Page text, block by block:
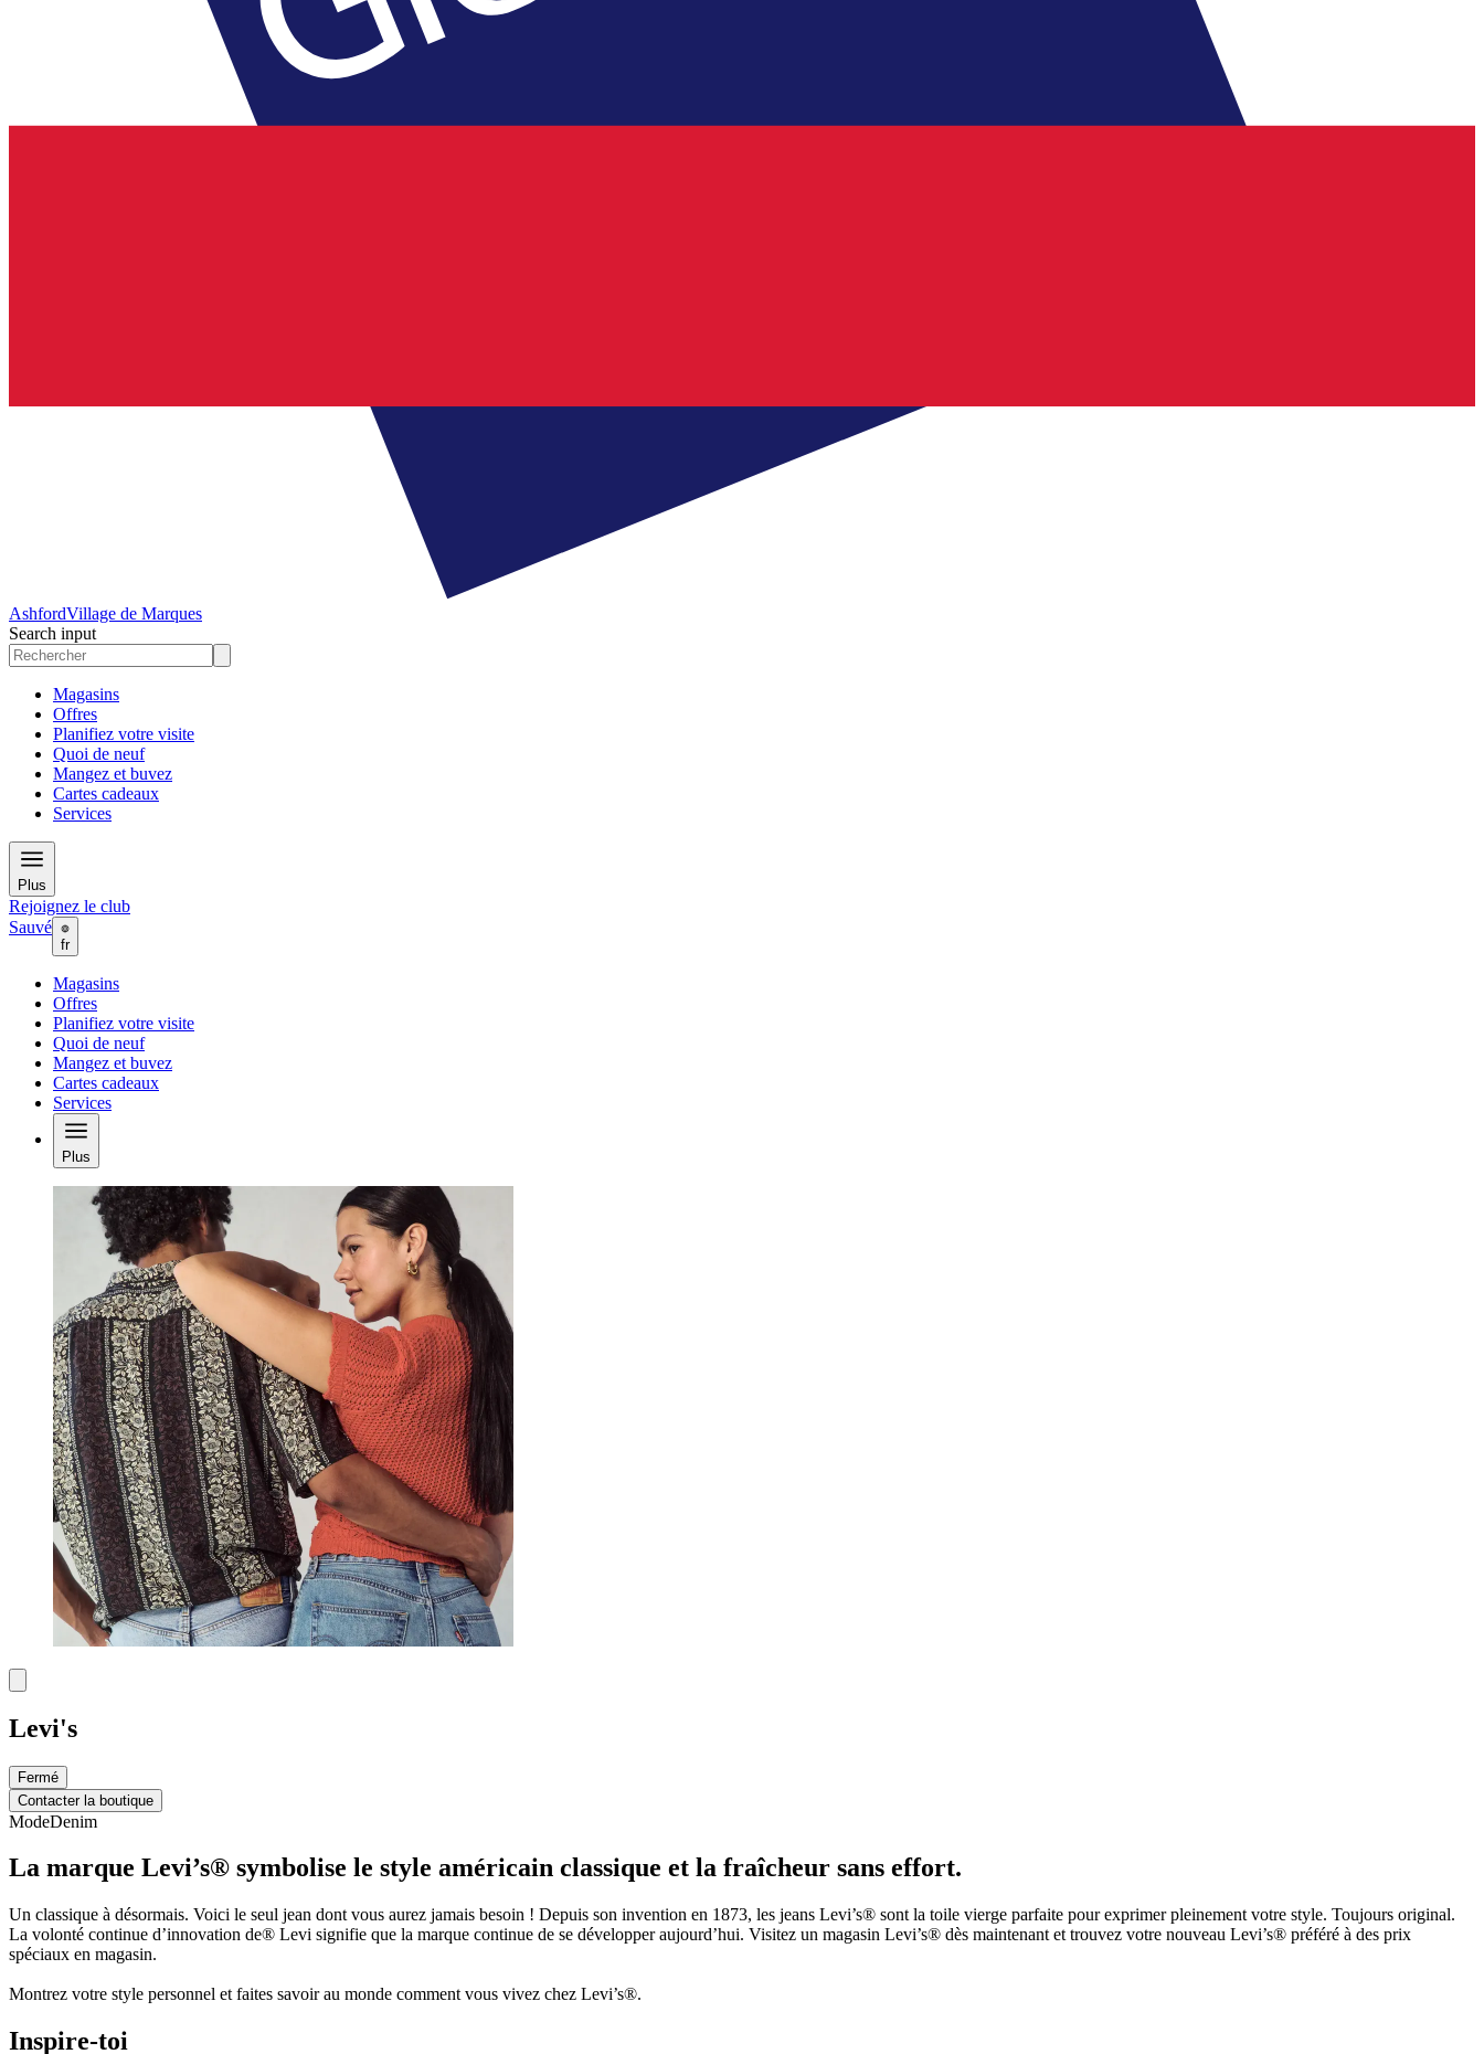
AshfordVillage de Marques
Search input
Magasins
Offres
Planifiez votre visite
Quoi de neuf
Mangez et buvez
Cartes cadeaux
Services
Plus
Rejoignez le club
Sauvé
fr
Magasins
Offres
Planifiez votre visite
Quoi de neuf
Mangez et buvez
Cartes cadeaux
Services
Plus
Levi's
Fermé
Contacter la boutique
ModeDenim
La marque Levi’s® symbolise le style américain classique et la fraîcheur sans effort.
Un classique à désormais. Voici le seul jean dont vous aurez jamais besoin ! Depuis son invention en 1873, les jeans Levi’s® sont la toile vierge parfaite pour exprimer pleinement votre style. Toujours original.
La volonté continue d’innovation de® Levi signifie que la marque continue de se développer aujourd’hui. Visitez un magasin Levi’s® dès maintenant et trouvez votre nouveau Levi’s® préféré à des prix
spéciaux en magasin.
Montrez votre style personnel et faites savoir au monde comment vous vivez chez Levi’s®.
Inspire-toi